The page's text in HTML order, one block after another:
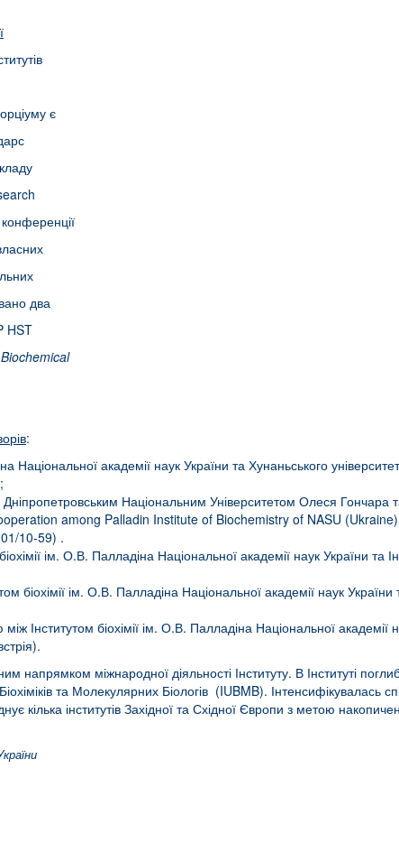
є
два
HST
Biochemical
:
академії наук України та Хунаньського
Дніпропетровським Національним Університетом Олеся Гончара
among Palladin Institute of Biochemistry of NASU
10-59) .
ім. О.В. Палладіна Національної академії наук України та
біохімії ім. О.В. Палладіна Національної академії наук
Інститутом біохімії ім. О.В. Палладіна Національної академії
міжнародної діяльності Інституту. В Інституті
та Молекулярних Біологів (IUBMB). Інтенсифікувалась
кілька інститутів Західної та Східної Європи з метою